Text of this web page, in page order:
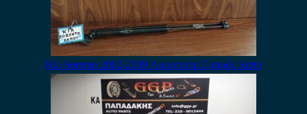
Kia Sorento 2002-2009 Αμορτισέρ Εμπρός Καπό